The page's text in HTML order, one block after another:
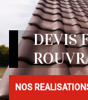
DEVIS
NOS